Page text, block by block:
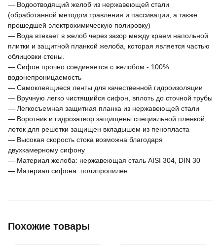
— Водоотводящий желоб из нержавеющей стали
(обработанной методом травления и пассивации, а также
прошедшей электрохимическую полировку)
— Вода втекает в желоб через зазор между краем напольной
плитки и защитной планкой желоба, которая является частью
облицовки стены.
— Сифон прочно соединяется с желобом - 100%
водонепроницаемость
— Самоклеящиеся ленты для качественной гидроизоляции
— Вручную легко чистящийся сифон, вплоть до сточной трубы
— Легкосъемная защитная планка из нержавеющей стали
— Воротник и гидрозатвор защищены специальной пленкой,
лоток для решетки защищен вкладышем из пенопласта
— Высокая скорость стока возможна благодаря
двухкамерному сифону
— Материал желоба: нержавеющая сталь AISI 304, DIN 30
— Материал сифона: полипропилен
Похожие товары